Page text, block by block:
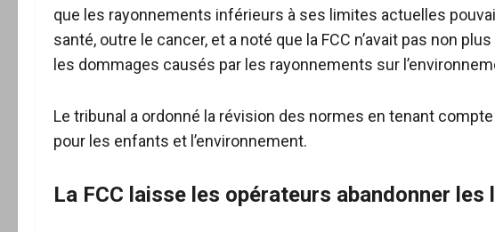
que les rayonnements inférieurs à ses limites actuelles
santé, outre le cancer, et a noté que la FCC n’avait pas non
les dommages causés par les rayonnements sur
Le tribunal a ordonné la révision des normes en tenant
pour les enfants et l’environnement.
La FCC laisse les opérateurs abandonner